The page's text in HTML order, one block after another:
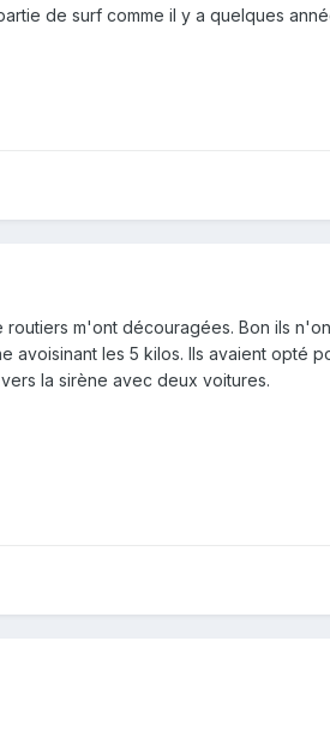
de surf comme il y a quelques
m'ont découragées. Bon ils
les 5 kilos. Ils avaient opté
la sirène avec deux voitures.